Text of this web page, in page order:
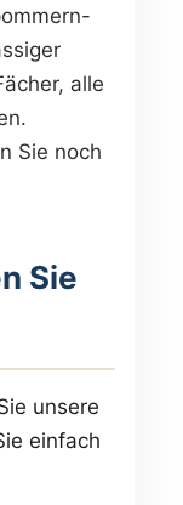
alle
Sie noch
Sie
unsere
einfach